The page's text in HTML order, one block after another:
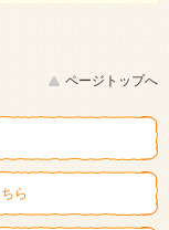
ページトップへ
ら